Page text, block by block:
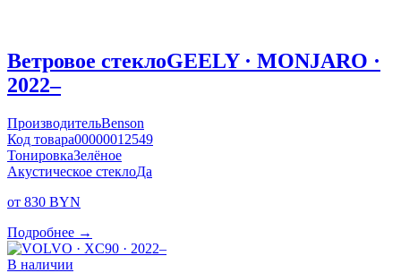
Ветровое стеклоGEELY · MONJARO ·
2022–
ПроизводительBenson
Код товара00000012549
ТонировкаЗелёное
Акустическое стеклоДа
от 830 BYN
Подробнее →
В наличии